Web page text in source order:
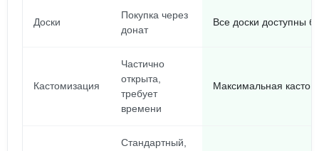
Доски
Покупка через
донат
Все доски доступны
Кастомизация
Частично
открыта,
требует
времени
Максимальная
Стандартный,